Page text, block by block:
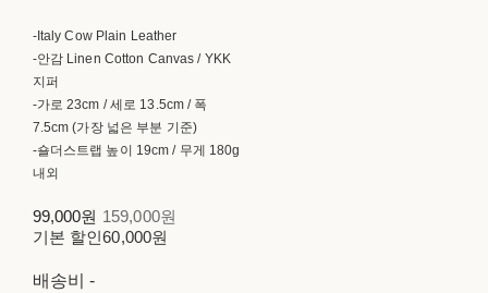
-Italy Cow Plain Leather
-안감 Linen Cotton Canvas / YKK
지퍼
-가로 23cm / 세로 13.5cm / 폭
7.5cm (가장 넓은 부분 기준)
-숄더스트랩 높이 19cm / 무게 180g
내외
99,000원 159,000원
기본 할인60,000원
배송비-